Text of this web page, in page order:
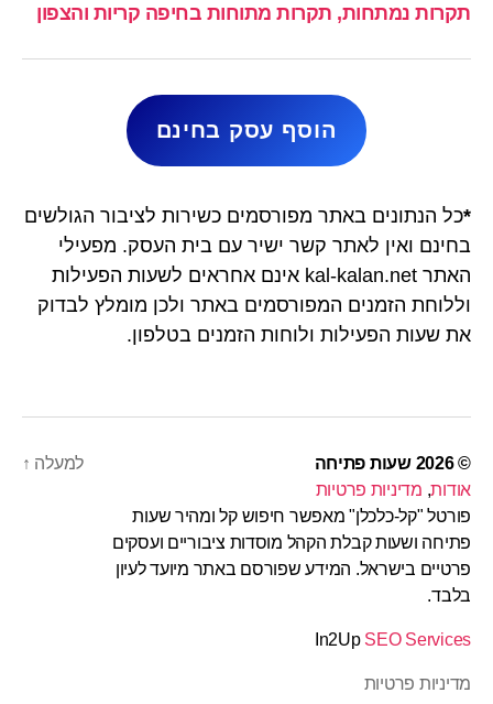
תקרות נמתחות, תקרות מתוחות בחיפה קריות והצפון
הוסף עסק בחינם
*כל הנתונים באתר מפורסמים כשירות לציבור הגולשים
בחינם ואין לאתר קשר ישיר עם בית העסק. מפעילי
האתר kal-kalan.net אינם אחראים לשעות הפעילות
וללוחת הזמנים המפורסמים באתר ולכן מומלץ לבדוק
את שעות הפעילות ולוחות הזמנים בטלפון.
© 2026
שעות פתיחה
אודות, מדיניות פרטיות
פורטל "קל-כלכלן" מאפשר חיפוש קל ומהיר שעות
פתיחה ושעות קבלת הקהל מוסדות ציבוריים ועסקים
פרטיים בישראל. המידע שפורסם באתר מיועד לעיון
בלבד.
In2Up SEO Services
מדיניות פרטיות
למעלה ↑